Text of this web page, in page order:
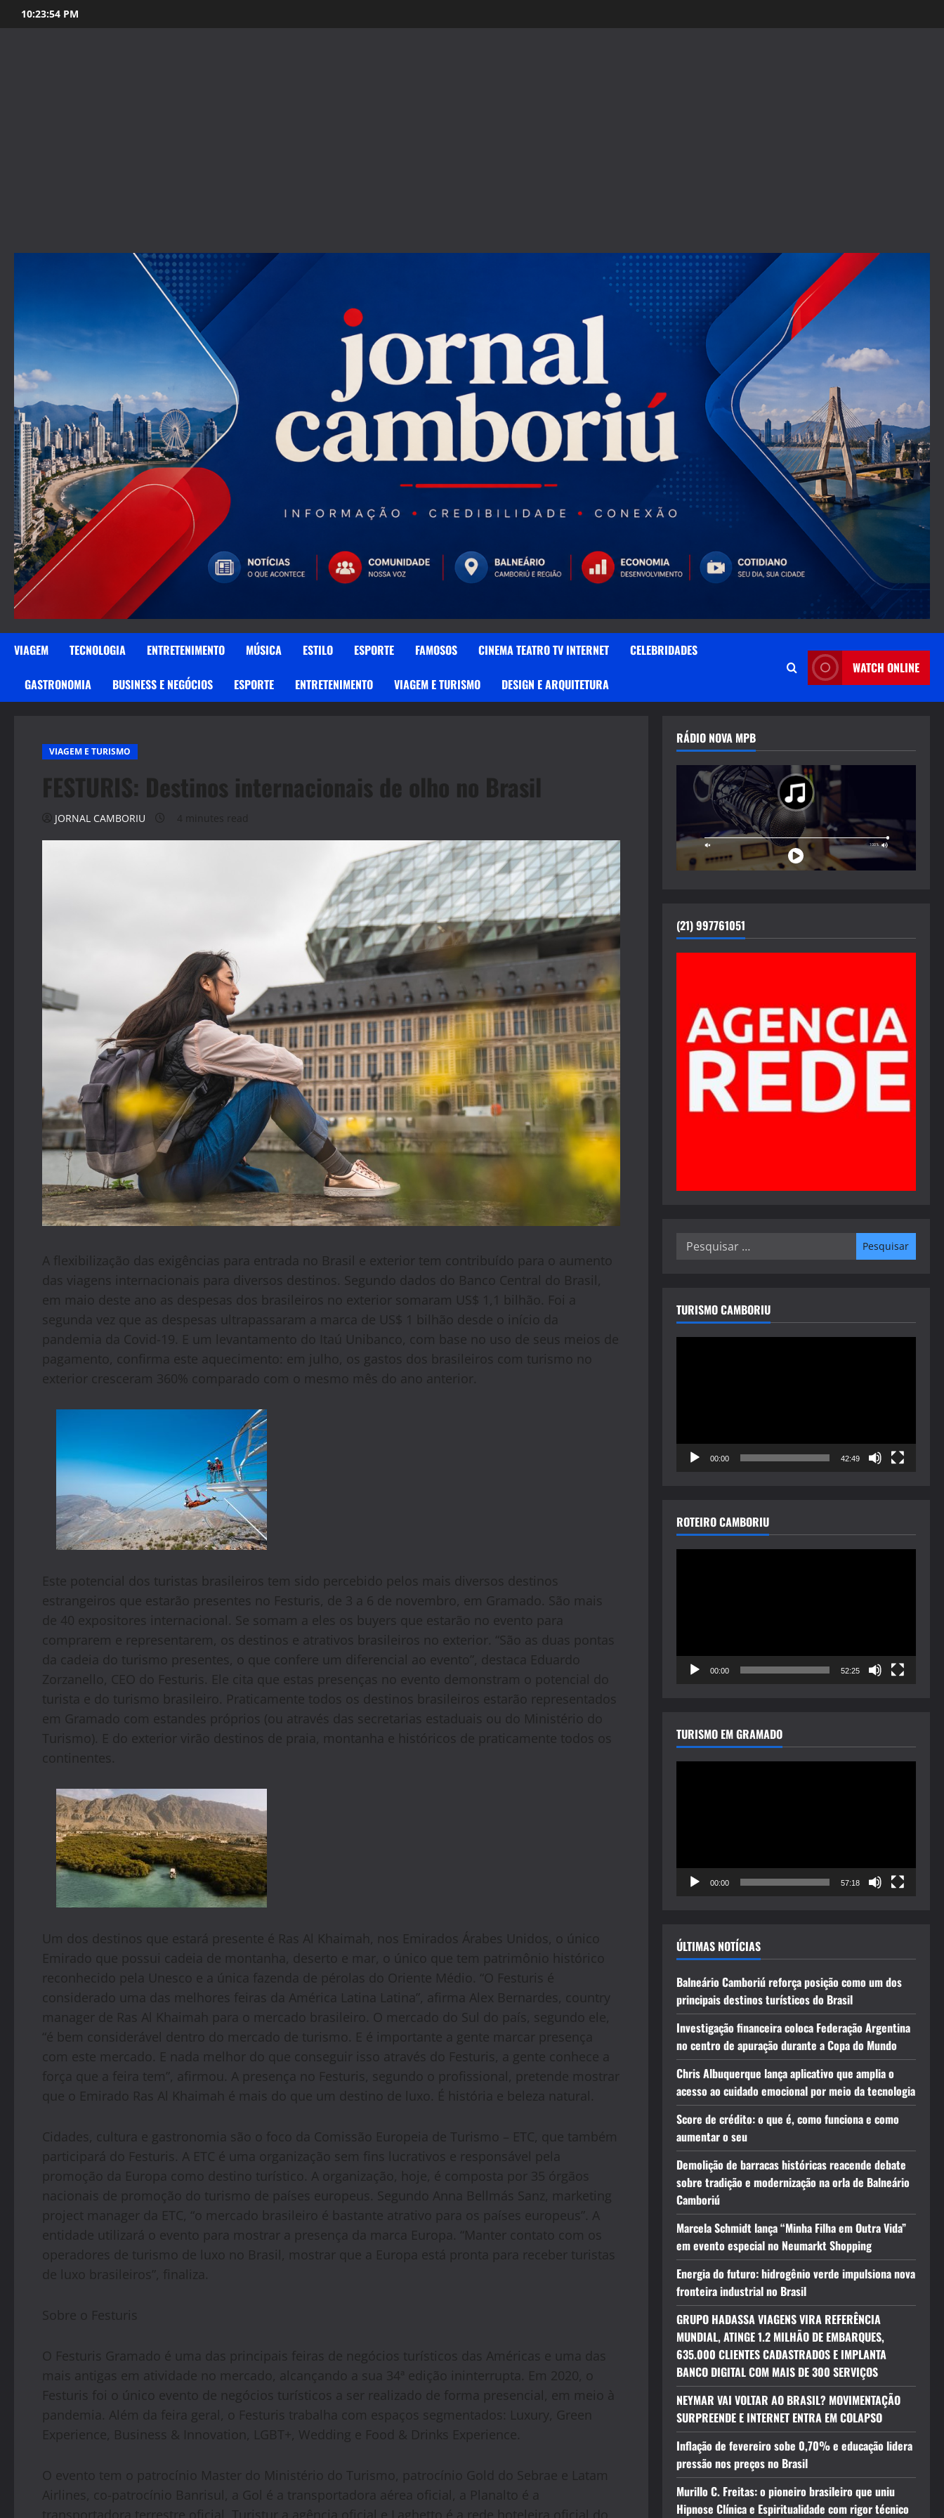
to
10:23:55 PM
VIAGEM TECNOLOGIA ENTRETENIMENTO MÚSICA ESTILO ESPORTE FAMOSOS CINEMA TEATRO TV INTERNET CELEBRIDADES
GASTRONOMIA BUSINESS E NEGÓCIOS ESPORTE ENTRETENIMENTO VIAGEM E TURISMO DESIGN E ARQUITETURA
WATCH ONLINE
VIAGEM E TURISMO
FESTURIS: Destinos internacionais de olho no Brasil
JORNAL CAMBORIU 4 minutes read
A flexibilização das exigências para entrada no Brasil e exterior tem contribuído para o aumento
das viagens internacionais para diversos destinos. Segundo dados do Banco Central do Brasil,
em maio deste ano as despesas dos brasileiros no exterior somaram US$ 1,1 bilhão. Foi a
segunda vez que as despesas ultrapassaram a marca de US$ 1 bilhão desde o início da
pandemia da Covid-19. E um levantamento do Itaú Unibanco, com base no uso de seus meios de
pagamento, confirma este aquecimento: em julho, os gastos dos brasileiros com turismo no
exterior cresceram 360% comparado com o mesmo mês do ano anterior.
Este potencial dos turistas brasileiros tem sido percebido pelos mais diversos destinos
estrangeiros que estarão presentes no Festuris, de 3 a 6 de novembro, em Gramado. São mais
de 40 expositores internacional. Se somam a eles os buyers que estarão no evento para
comprarem e representarem, os destinos e atrativos brasileiros no exterior. “São as duas pontas
da cadeia do turismo presentes, o que confere um diferencial ao evento”, destaca Eduardo
Zorzanello, CEO do Festuris. Ele cita que estas presenças no evento demonstram o potencial do
turista e do turismo brasileiro. Praticamente todos os destinos brasileiros estarão representados
em Gramado com estandes próprios (ou através das secretarias estaduais ou do Ministério do
Turismo). E do exterior virão destinos de praia, montanha e históricos de praticamente todos os
continentes.
Um dos destinos que estará presente é Ras Al Khaimah, nos Emirados Árabes Unidos, o único
Emirado que possui cadeia de montanha, deserto e mar, o único que tem patrimônio histórico
reconhecido pela Unesco e a única fazenda de pérolas do Oriente Médio. “O Festuris é
considerado uma das melhores feiras da América Latina Latina”, afirma Alex Bernardes, country
manager de Ras Al Khaimah para o mercado brasileiro. O mercado do Sul do país, segundo ele,
“é bem considerável dentro do mercado de turismo. E é importante a gente marcar presença
com este mercado. E nada melhor do que conseguir isso através do Festuris, a gente conhece a
força que a feira tem”, afirmou. A presença no Festuris, segundo o profissional, pretende mostrar
que o Emirado Ras Al Khaimah é mais do que um destino de luxo. É história e beleza natural.
Cidades, cultura e gastronomia são o foco da Comissão Europeia de Turismo – ETC, que também
participará do Festuris. A ETC é uma organização sem fins lucrativos e responsável pela
promoção da Europa como destino turístico. A organização, hoje, é composta por 35 órgãos
nacionais de promoção do turismo de países europeus. Segundo Anna Bellmás Sanz, marketing
project manager da ETC, “o mercado brasileiro é bastante atrativo para os países europeus”. A
entidade utilizará o evento para mostrar a presença da marca Europa. “Manter contato com os
operadores de turismo de luxo no Brasil, mostrar que a Europa está pronta para receber turistas
de luxo brasileiros”, finaliza.
Sobre o Festuris
O Festuris Gramado é uma das principais feiras de negócios turísticos das Américas e uma das
mais antigas em atividade no mercado, alcançando a sua 34ª edição ininterrupta. Em 2020, o
Festuris foi o único evento de negócios turísticos a ser realizado de forma presencial, em meio à
pandemia. Além da feira geral, o Festuris trabalha com espaços segmentados: Luxury, Green
Experience, Business & Innovation, LGBT+, Wedding e Food & Drinks Experience.
O evento tem o patrocínio Master do Ministério do Turismo, patrocínio Gold do Sebrae e Latam
Airlines, co-patrocínio Banrisul, a Gol é a transportadora aérea oficial, a Planalto é a
transportadora terrestre oficial, Turistur a agência oficial e Laghetto é a rede hoteleira oficial do
RÁDIO NOVA MPB
(21) 997761051
Pesquisar
TURISMO CAMBORIU
00:00 42:49
ROTEIRO CAMBORIU
00:00 52:25
TURISMO EM GRAMADO
00:00 57:18
ÚLTIMAS NOTÍCIAS
Balneário Camboriú reforça posição como um dos
principais destinos turísticos do Brasil
Investigação financeira coloca Federação Argentina
no centro de apuração durante a Copa do Mundo
Chris Albuquerque lança aplicativo que amplia o
acesso ao cuidado emocional por meio da tecnologia
Score de crédito: o que é, como funciona e como
aumentar o seu
Demolição de barracas históricas reacende debate
sobre tradição e modernização na orla de Balneário
Camboriú
Marcela Schmidt lança “Minha Filha em Outra Vida”
em evento especial no Neumarkt Shopping
Energia do futuro: hidrogênio verde impulsiona nova
fronteira industrial no Brasil
GRUPO HADASSA VIAGENS VIRA REFERÊNCIA
MUNDIAL, ATINGE 1.2 MILHÃO DE EMBARQUES,
635.000 CLIENTES CADASTRADOS E IMPLANTA
BANCO DIGITAL COM MAIS DE 300 SERVIÇOS
NEYMAR VAI VOLTAR AO BRASIL? MOVIMENTAÇÃO
SURPREENDE E INTERNET ENTRA EM COLAPSO
Inflação de fevereiro sobe 0,70% e educação lidera
pressão nos preços no Brasil
Murillo C. Freitas: o pioneiro brasileiro que uniu
Hipnose Clínica e Espiritualidade com rigor técnico